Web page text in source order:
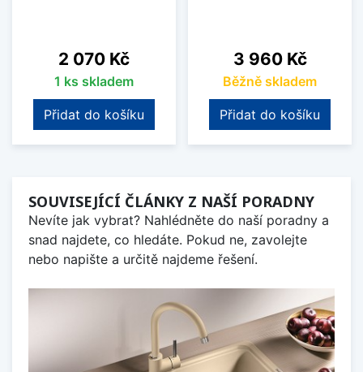
Cena
2 070 Kč
1 ks skladem
Přidat do košíku
Cena
3 960 Kč
Běžně skladem
Přidat do košíku
SOUVISEJÍCÍ ČLÁNKY Z NAŠÍ PORADNY
Nevíte jak vybrat? Nahlédněte do naší poradny a
snad najdete, co hledáte. Pokud ne, zavolejte
nebo napište a určitě najdeme řešení.